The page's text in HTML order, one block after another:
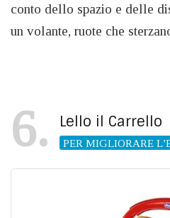
conto dello spazio e delle
un volante, ruote che
6 Lello il Carrello
PER MIGLIORARE